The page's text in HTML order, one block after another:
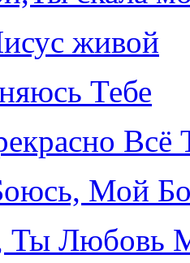
живой
Тебе
Всё
Мой
Ты Любовь